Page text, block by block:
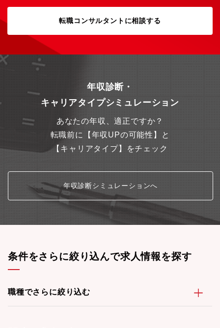
転職コンサルタントに相談する
年収診断・
キャリアタイプシミュレーション
あなたの年収、適正ですか？
転職前に【年収UPの可能性】と
【キャリアタイプ】をチェック
年収診断シミュレーションへ
条件をさらに絞り込んで求人情報を探す
職種でさらに絞り込む